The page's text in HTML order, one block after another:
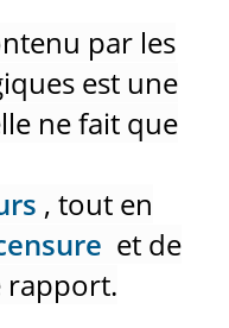
par les
est une
ne fait que
, tout en
et de
rapport.